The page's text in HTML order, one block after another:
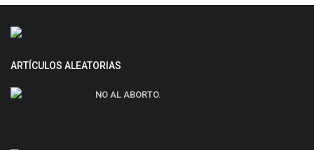
ARTÍCULOS ALEATORIAS
NO AL ABORTO.